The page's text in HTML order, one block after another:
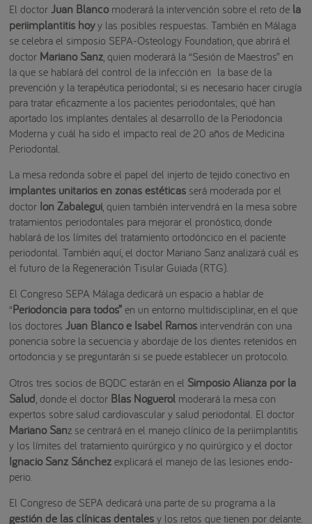
El doctor Juan Blancomoderará la intervención sobre el reto de la
periimplantitis hoyy las posibles respuestas. También en Málaga
se celebra el simposio SEPA-Osteology Foundation, que abrirá el
doctor Mariano Sanz, quien moderará la “Sesión de Maestros” en
la que se hablará del control de la infección en la base de la
prevención y la terapéutica periodontal; si es necesario hacer cirugía
para tratar eficazmente a los pacientes periodontales; qué han
aportado los implantes dentales al desarrollo de la Periodoncia
Moderna y cuál ha sido el impacto real de 20 años de Medicina
Periodontal.
La mesa redonda sobre el papel del injerto de tejido conectivo en
implantes unitarios en zonas estéticasserá moderada por el
doctor Ion Zabalegui, quien también intervendrá en la mesa sobre
tratamientos periodontales para mejorar el pronóstico, donde
hablará de los límites del tratamiento ortodóncico en el paciente
periodontal. También aquí, el doctor Mariano Sanz analizará cuál es
el futuro de la Regeneración Tisular Guiada (RTG).
El Congreso SEPA Málaga dedicará un espacio a hablar de
“Periodoncia para todos”en un entorno multidisciplinar, en el que
los doctores Juan Blanco e Isabel Ramosintervendrán con una
ponencia sobre la secuencia y abordaje de los dientes retenidos en
ortodoncia y se preguntarán si se puede establecer un protocolo.
Otros tres socios de BQDC estarán en el Simposio Alianza por la
Salud , donde el doctor Blas Noguerolmoderará la mesa con
expertos sobre salud cardiovascular y salud periodontal. El doctor
Mariano Sanz se centrará en el manejo clínico de la periimplantitis
y los límites del tratamiento quirúrgico y no quirúrgico y el doctor
Ignacio Sanz Sánchez explicará el manejo de las lesiones endo-
perio.
El Congreso de SEPA dedicará una parte de su programa a la
gestión de las clínicas dentalesy los retos que tienen por delante.